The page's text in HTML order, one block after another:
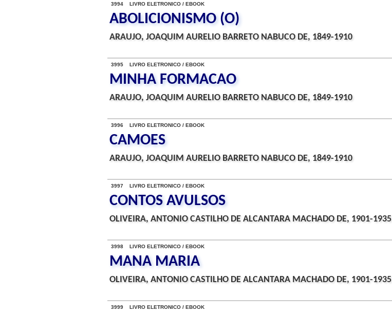
3994 LIVRO ELETRONICO / EBOOK
ABOLICIONISMO (O)
ARAUJO, JOAQUIM AURELIO BARRETO NABUCO DE, 1849-1910
3995 LIVRO ELETRONICO / EBOOK
MINHA FORMACAO
ARAUJO, JOAQUIM AURELIO BARRETO NABUCO DE, 1849-1910
3996 LIVRO ELETRONICO / EBOOK
CAMOES
ARAUJO, JOAQUIM AURELIO BARRETO NABUCO DE, 1849-1910
3997 LIVRO ELETRONICO / EBOOK
CONTOS AVULSOS
OLIVEIRA, ANTONIO CASTILHO DE ALCANTARA MACHADO DE, 1901-1935
3998 LIVRO ELETRONICO / EBOOK
MANA MARIA
OLIVEIRA, ANTONIO CASTILHO DE ALCANTARA MACHADO DE, 1901-1935
3999 LIVRO ELETRONICO / EBOOK